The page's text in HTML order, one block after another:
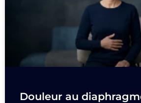
Douleur au